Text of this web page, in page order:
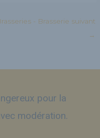
- Brasserie suivant
→
pour la
modération.